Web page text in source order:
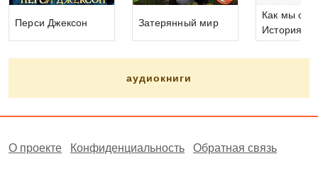
Перси Джексон Затерянный мир
Как мы с
История
лета
аудиокниги
О проекте Конфиденциальность Обратная связь